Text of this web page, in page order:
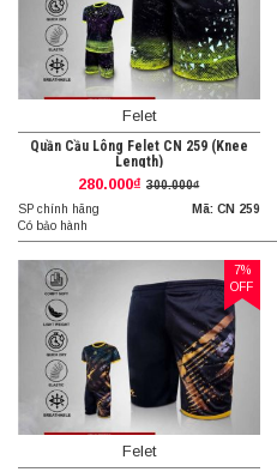
Felet
Quần Cầu Lông Felet CN 259 (Knee
Length)
280.000₫ 300.000₫
SP chính hãng
Có bảo hành
Mã: CN 259
7%
OFF
Felet